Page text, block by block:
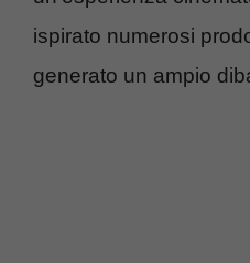
ispirato numerosi
generato un ampio